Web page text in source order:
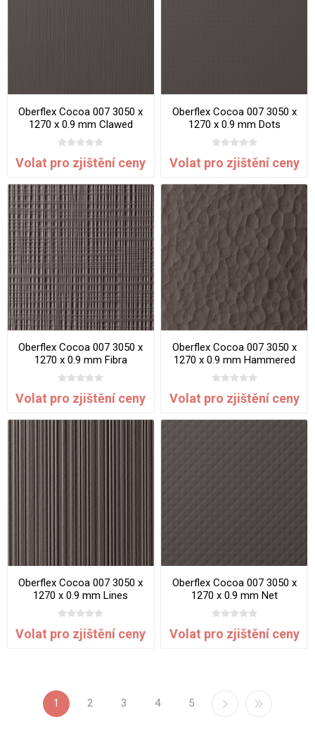
Oberflex Cocoa 007 3050 x
1270 x 0.9 mm Clawed
Volat pro zjištění ceny
Oberflex Cocoa 007 3050 x
1270 x 0.9 mm Dots
Volat pro zjištění ceny
Oberflex Cocoa 007 3050 x
1270 x 0.9 mm Fibra
Volat pro zjištění ceny
Oberflex Cocoa 007 3050 x
1270 x 0.9 mm Hammered
Volat pro zjištění ceny
Oberflex Cocoa 007 3050 x
1270 x 0.9 mm Lines
Volat pro zjištění ceny
Oberflex Cocoa 007 3050 x
1270 x 0.9 mm Net
Volat pro zjištění ceny
1 2 3 4 5